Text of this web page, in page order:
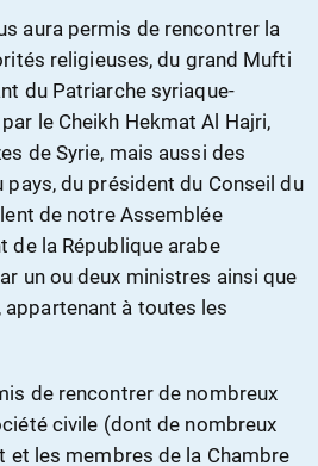
aura permis de rencontrer la
religieuses, du grand Mufti
du Patriarche syriaque-
le Cheikh Hekmat Al Hajri,
de Syrie, mais aussi des
du président du Conseil du
de notre Assemblée
de la République arabe
un ou deux ministres ainsi que
à toutes les
de rencontrer de nombreux
civile (dont de nombreux
et les membres de la Chambre